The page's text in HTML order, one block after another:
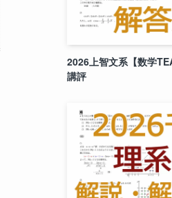
2026上智文系【数学
講評